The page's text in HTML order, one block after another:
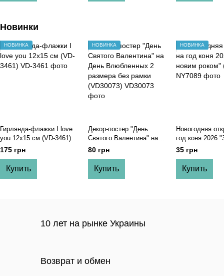
Новинки
НОВИНКА
Гирлянда-флажки I love
you 12х15 см (VD-3461)
175 грн
Купить
НОВИНКА
Декор-постер "День
Святого Валентина" на
День Влюбленных 2
размера без рамки
(VD30073)
80 грн
Купить
НОВИНКА
Новогодняя
год коня 2026
роком"
35 грн
Купить
10 лет на рынке Украины
Возврат и обмен